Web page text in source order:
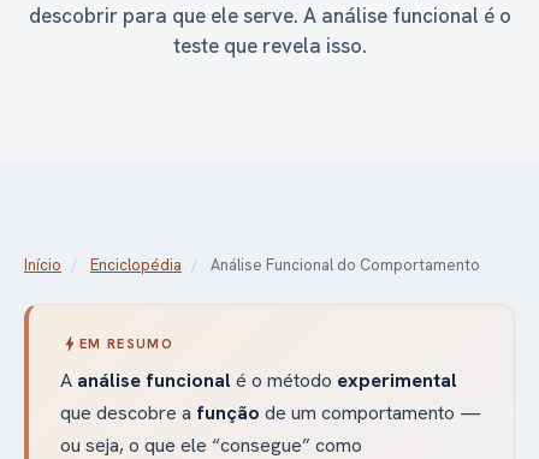
descobrir para que ele serve. A análise funcional é o
teste que revela isso.
Início / Enciclopédia / Análise Funcional do Comportamento
bolt EM RESUMO
A análise funcionalé o método experimental
que descobre a função de um comportamento —
ou seja, o que ele “consegue” como